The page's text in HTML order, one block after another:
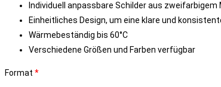
Individuell anpassbare Schilder aus
Einheitliches Design, um eine klare und
Wärmebeständig bis 60°C
Verschiedene Größen und Farben verfügbar
Format *